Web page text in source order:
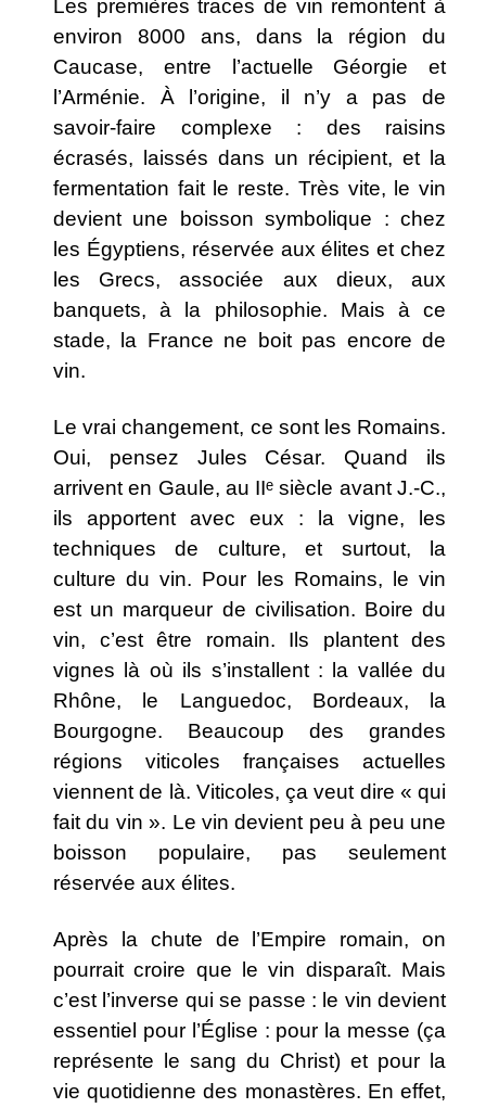
Les premières traces de vin remontent à
environ 8000 ans, dans la région du
Caucase, entre l’actuelle Géorgie et
l’Arménie. À l’origine, il n’y a pas de
savoir-faire complexe : des raisins
écrasés, laissés dans un récipient, et la
fermentation fait le reste. Très vite, le vin
devient une boisson symbolique : chez
les Égyptiens, réservée aux élites et chez
les Grecs, associée aux dieux, aux
banquets, à la philosophie. Mais à ce
stade, la France ne boit pas encore de
vin.
Le vrai changement, ce sont les Romains.
Oui, pensez Jules César. Quand ils
arrivent en Gaule, au IIᵉ siècle avant J.-C.,
ils apportent avec eux : la vigne, les
techniques de culture, et surtout, la
culture du vin. Pour les Romains, le vin
est un marqueur de civilisation. Boire du
vin, c’est être romain. Ils plantent des
vignes là où ils s’installent : la vallée du
Rhône, le Languedoc, Bordeaux, la
Bourgogne. Beaucoup des grandes
régions viticoles françaises actuelles
viennent de là. Viticoles, ça veut dire « qui
fait du vin ». Le vin devient peu à peu une
boisson populaire, pas seulement
réservée aux élites.
Après la chute de l’Empire romain, on
pourrait croire que le vin disparaît. Mais
c’est l’inverse qui se passe : le vin devient
essentiel pour l’Église : pour la messe (ça
représente le sang du Christ) et pour la
vie quotidienne des monastères. En effet,